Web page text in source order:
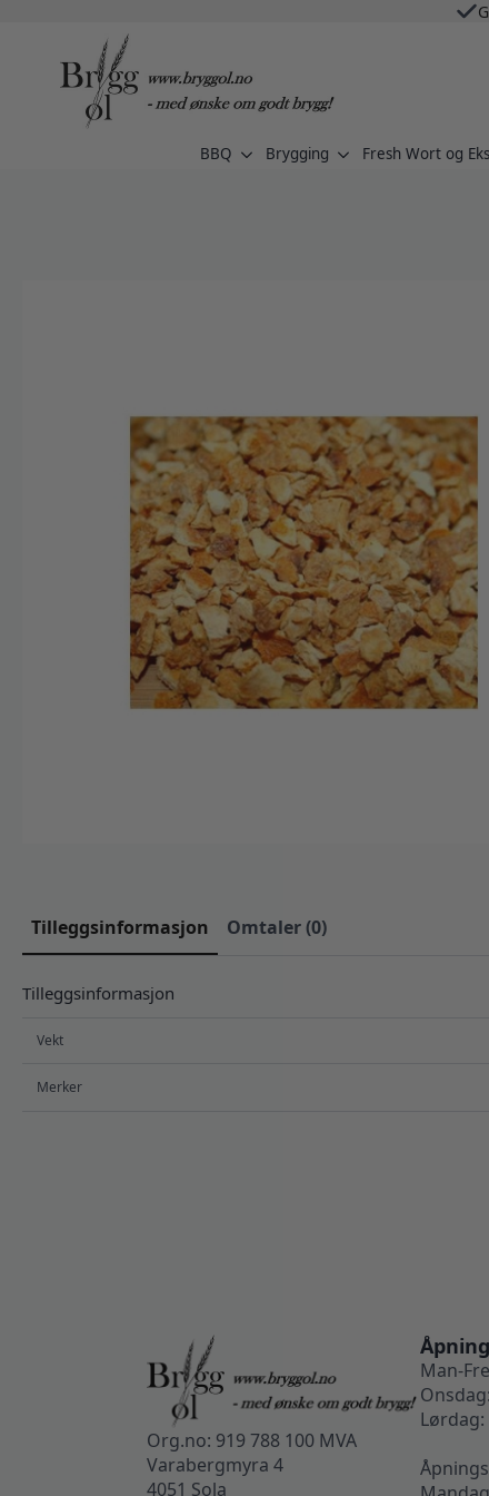
BBQ Brygging Fresh Wort og
Tilleggsinformasjon Omtaler (0)
Tilleggsinformasjon
Vekt
Merker
Org.no: 919 788 100 MVA
Varabergmyra 4
4051 Sola
Man-
Lørdag: